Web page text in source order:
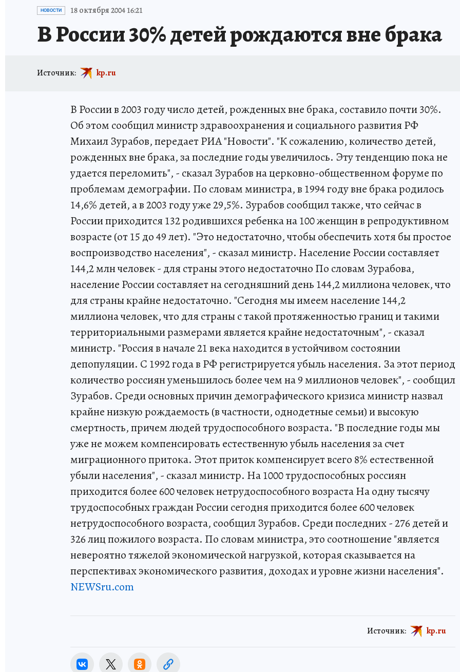
ИСПЫТАНО НА СЕБЕ
НОВОСТИ 18 октября 2004 16:21
В России 30% детей рождаются вне брака
Источник: kp.ru
В России в 2003 году число детей, рожденных вне брака, составило почти 30%.
Об этом сообщил министр здравоохранения и социального развития РФ
Михаил Зурабов, передает РИА "Новости". "К сожалению, количество детей,
рожденных вне брака, за последние годы увеличилось. Эту тенденцию пока не
удается переломить", - сказал Зурабов на церковно-общественном форуме по
проблемам демографии. По словам министра, в 1994 году вне брака родилось
14,6% детей, а в 2003 году уже 29,5%. Зурабов сообщил также, что сейчас в
России приходится 132 родившихся ребенка на 100 женщин в репродуктивном
возрасте (от 15 до 49 лет). "Это недостаточно, чтобы обеспечить хотя бы простое
воспроизводство населения", - сказал министр. Население России составляет
144,2 млн человек - для страны этого недостаточно По словам Зурабова,
население России составляет на сегодняшний день 144,2 миллиона человек, что
для страны крайне недостаточно. "Сегодня мы имеем население 144,2
миллиона человек, что для страны с такой протяженностью границ и такими
территориальными размерами является крайне недостаточным", - сказал
министр. "Россия в начале 21 века находится в устойчивом состоянии
депопуляции. С 1992 года в РФ регистрируется убыль населения. За этот период
количество россиян уменьшилось более чем на 9 миллионов человек", - сообщил
Зурабов. Среди основных причин демографического кризиса министр назвал
крайне низкую рождаемость (в частности, однодетные семьи) и высокую
смертность, причем людей трудоспособного возраста. "В последние годы мы
уже не можем компенсировать естественную убыль населения за счет
миграционного притока. Этот приток компенсирует всего 8% естественной
убыли населения", - сказал министр. На 1000 трудоспособных россиян
приходится более 600 человек нетрудоспособного возраста На одну тысячу
трудоспособных граждан России сегодня приходится более 600 человек
нетрудоспособного возраста, сообщил Зурабов. Среди последних - 276 детей и
326 лиц пожилого возраста. По словам министра, это соотношение "является
невероятно тяжелой экономической нагрузкой, которая сказывается на
перспективах экономического развития, доходах и уровне жизни населения".
NEWSru.com
Источник: kp.ru